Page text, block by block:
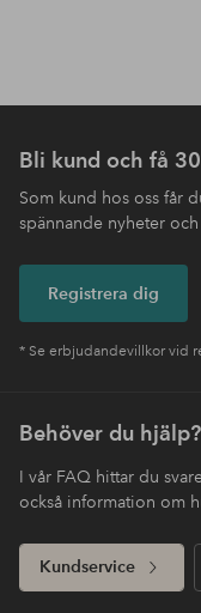
Bli kund och få
Som kund hos oss får
spännande nyheter
Registrera dig
* Se erbjudandevillkor vid
Behöver du hjälp?
I vår FAQ hittar du
också information om
Kundservice